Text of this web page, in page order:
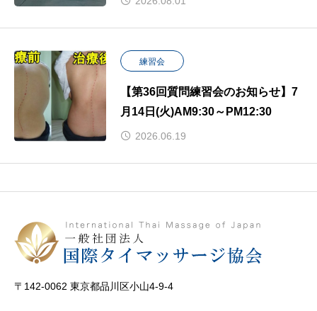
練習会
【第36回質問練習会のお知らせ】7
月14日(火)AM9:30～PM12:30
2026.06.19
〒142-0062 東京都品川区小山4-9-4